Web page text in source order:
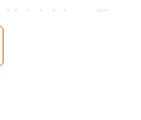
khách hàng
đã
quả